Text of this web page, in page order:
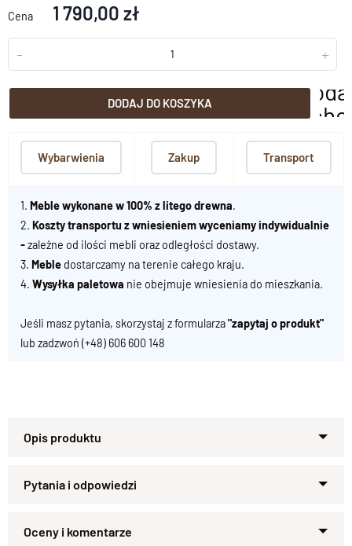
Cena 1 790,00 zł
- +
DODAJ DO KOSZYKA
Wybarwienia Zakup Transport
1. Meble wykonane w 100% z litego drewna.
2. Koszty transportu z wniesieniem wyceniamy indywidualnie
-zależne od ilości mebli oraz odległości dostawy.
3. Meble dostarczamy na terenie całego kraju.
4. Wysyłka paletowa nie obejmuje wniesienia do mieszkania.
Jeśli masz pytania, skorzystaj z formularza"zapytaj o produkt"
lub zadzwoń (+48) 606 600 148
Nowoczesna Skrzynia z drewna na
buty
Zapytaj o produkt